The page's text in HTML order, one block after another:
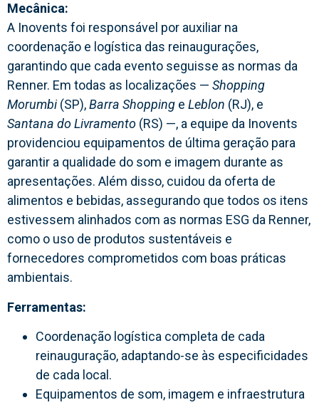
Mecânica:
A Inovents foi responsável por auxiliar na
coordenação e logística das reinaugurações,
garantindo que cada evento seguisse as normas da
Renner. Em todas as localizações — Shopping
Morumbi(SP),Barra Shopping e Leblon (RJ), e
Santana do Livramento (RS) —, a equipe da Inovents
providenciou equipamentos de última geração para
garantir a qualidade do som e imagem durante as
apresentações. Além disso, cuidou da oferta de
alimentos e bebidas, assegurando que todos os itens
estivessem alinhados com as normas ESG da Renner,
como o uso de produtos sustentáveis e
fornecedores comprometidos com boas práticas
ambientais.
Ferramentas:
Coordenação logística completa de cada
reinauguração, adaptando-se às especificidades
de cada local.
Equipamentos de som, imagem e infraestrutura